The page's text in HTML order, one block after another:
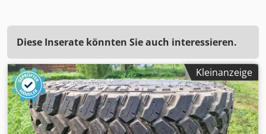
Diese Inserate könnten Sie auch interessieren.
Kleinanzeige